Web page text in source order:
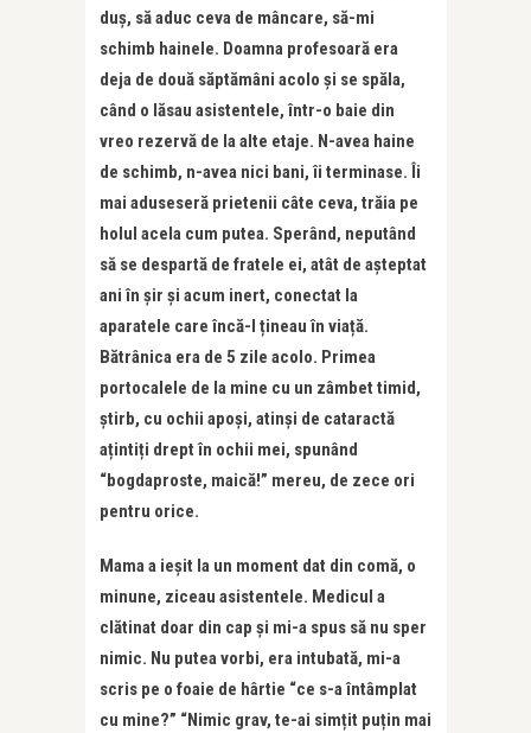
duș, să aduc ceva de mâncare, să-mi
schimb hainele. Doamna profesoară era
deja de două săptămâni acolo și se spăla,
când o lăsau asistentele, într-o baie din
vreo rezervă de la alte etaje. N-avea haine
de schimb, n-avea nici bani, îi terminase. Îi
mai aduseseră prietenii câte ceva, trăia pe
holul acela cum putea. Sperând, neputând
să se despartă de fratele ei, atât de așteptat
ani în șir și acum inert, conectat la
aparatele care încă-l țineau în viață.
Bătrânica era de 5 zile acolo. Primea
portocalele de la mine cu un zâmbet timid,
știrb, cu ochii apoși, atinși de cataractă
ațintiți drept în ochii mei, spunând
“bogdaproste, maică!” mereu, de zece ori
pentru orice.
Mama a ieșit la un moment dat din comă, o
minune, ziceau asistentele. Medicul a
clătinat doar din cap și mi-a spus să nu sper
nimic. Nu putea vorbi, era intubată, mi-a
scris pe o foaie de hârtie “ce s-a întâmplat
cu mine?” “Nimic grav, te-ai simțit puțin mai